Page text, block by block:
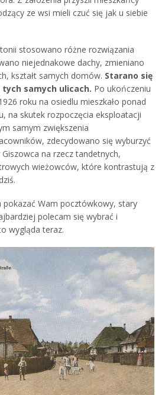
ze wsi mieli czuć się jak u siebie
stosowano różne rozwiązania
niejednakowe dachy, zmieniano
kształt samych domów. Starano się
samych ulicach. Po ukończeniu
roku na osiedlu mieszkało ponad
na skutek rozpoczęcia eksploatacji
samym zwiększenia
zdecydowano się wyburzyć
na rzecz tandetnych,
wieżowców, które kontrastują z
Wam pocztówkowy, stary
polecam się wybrać i
wygląda teraz.